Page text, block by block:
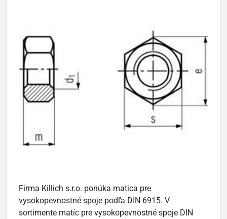
Firma Killich s.r.o. ponúka matica pre
vysokopevnostné spoje podľa DIN 6915. V
sortimente matíc pre vysokopevnostné spoje DIN